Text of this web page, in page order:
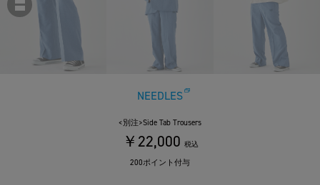
NEEDLES
<別注>Side Tab Trousers
￥22,000 税込
200ポイント付与